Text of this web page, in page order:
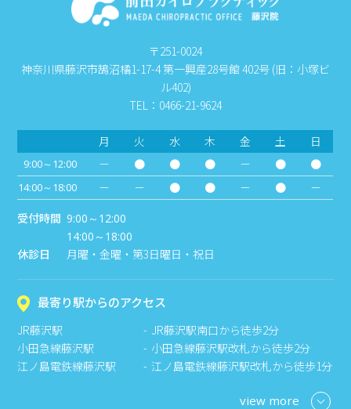
〒251-0024
神奈川県藤沢市鵠沼橘1-17-4 第一興産28号館 402号 (旧：小塚ビ
ル402)
TEL：0466-21-9624
月 火 水 木 金 土 日
9:00～12:00 － ● ● ● － ● ●
14:00～18:00 － － ● ● － ●
－
受付時間 9:00～12:00
14:00～18:00
休診日 月曜・金曜・第3日曜日・祝日
最寄り駅からのアクセス
JR藤沢駅
JR藤沢駅南口から徒歩2分
小田急線藤沢駅
小田急線藤沢駅改札から徒歩2分
江ノ島電鉄線藤沢駅
江ノ島電鉄線藤沢駅改札から徒歩1分
view more